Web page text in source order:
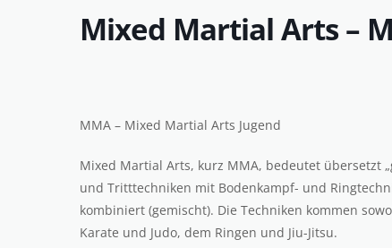
Mixed Martial Arts –
MMA – Mixed Martial Arts Jugend
Mixed Martial Arts, kurz MMA, bedeutet übersetzt
und Tritttechniken mit Bodenkampf- und
kombiniert (gemischt). Die Techniken kommen
Karate und Judo, dem Ringen und Jiu-Jitsu.